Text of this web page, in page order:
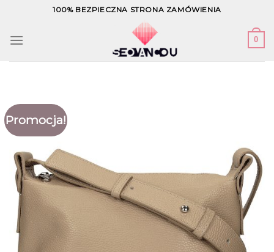
content
100% BEZPIECZNA STRONA ZAMÓWIENIA
0
Promocja!